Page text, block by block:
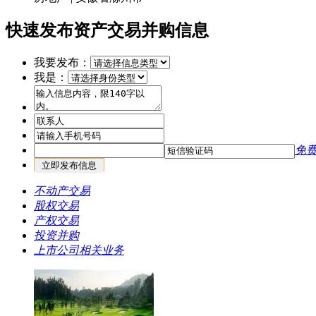
快速发布资产交易并购信息
我要发布：
我是：
免
不动产交易
股权交易
产权交易
投资并购
上市公司相关业务